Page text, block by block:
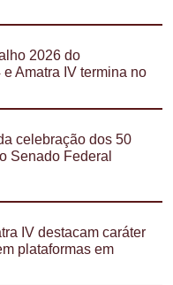
2026 do
Amatra IV termina no
celebração dos 50
Senado Federal
IV destacam caráter
plataformas em